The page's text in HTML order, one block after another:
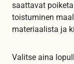
saattavat
toistuminen
materiaalista ja
Valitse aina